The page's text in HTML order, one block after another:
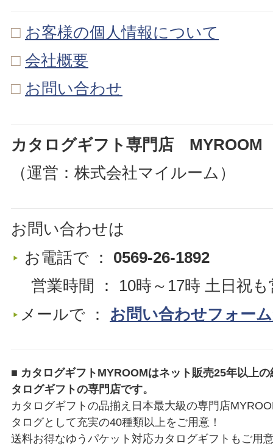
□ お客様の個人情報について
□ 会社概要
□ お問い合わせ
カタログギフト専門店 MYROOM
（運営：株式会社マイルーム）
お問い合わせは
お電話で ： 0569-26-1892
営業時間 ： 10時～17時 土日祝も
メールで ： お問い合わせフォー
■ カタログギフトMYROOMはネット販売25年以上
タログギフトの専門店です。
カタログギフトの品揃え日本最大級の専門店
タログとして充実の40種類以上をご用意！
送料お得なゆうパケット対応カタログギフトもご用